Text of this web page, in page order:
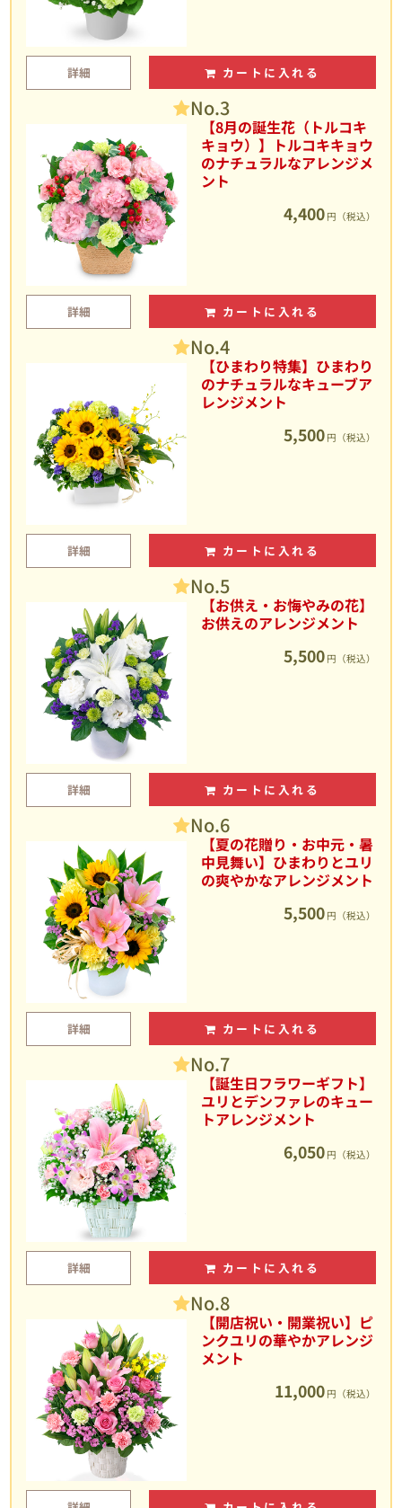
詳細 カートに入れる
No.3
【8月の誕生花（トルコキ
キョウ）】トルコキキョウ
のナチュラルなアレンジメ
ント
4,400 円（税込）
詳細 カートに入れる
No.4
【ひまわり特集】ひまわり
のナチュラルなキューブア
レンジメント
5,500 円（税込）
詳細 カートに入れる
No.5
【お供え・お悔やみの花】
お供えのアレンジメント
5,500 円（税込）
詳細 カートに入れる
No.6
【夏の花贈り・お中元・暑
中見舞い】ひまわりとユリ
の爽やかなアレンジメント
5,500 円（税込）
詳細 カートに入れる
No.7
【誕生日フラワーギフト】
ユリとデンファレのキュー
トアレンジメント
6,050 円（税込）
詳細 カートに入れる
No.8
【開店祝い・開業祝い】ピ
ンクユリの華やかアレンジ
メント
11,000 円（税込）